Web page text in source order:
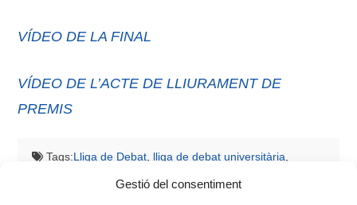
Gestió del consentiment
VÍDEO DE LA FINAL
VÍDEO DE L’ACTE DE LLIURAMENT DE
PREMIS
Tags:Lliga de Debat lliga de debat universitària